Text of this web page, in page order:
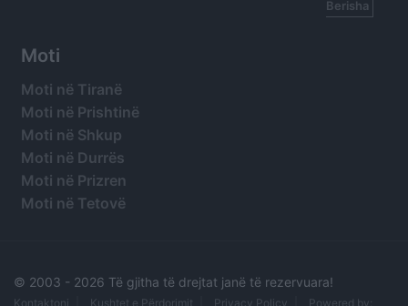
Berisha
Moti
Moti në Tiranë
Moti në Prishtinë
Moti në Shkup
Moti në Durrës
Moti në Prizren
Moti në Tetovë
© 2003 - 2026 Të gjitha të drejtat janë të rezervuara!
Kontaktoni Kushtet e Përdorimit Privacy Policy Powered by: